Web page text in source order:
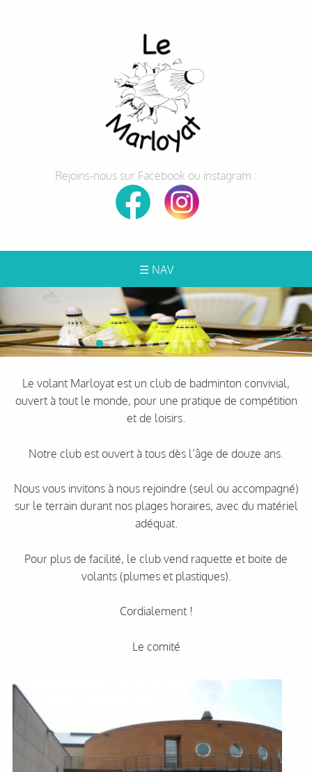
Rejoins-nous sur Facebook ou instagram :
☰ NAV
Le volant Marloyat est un club de badminton convivial,
ouvert à tout le monde, pour une pratique de compétition
et de loisirs.
Notre club est ouvert à tous dès l’âge de douze ans.
Nous vous invitons à nous rejoindre (seul ou accompagné)
sur le terrain durant nos plages horaires, avec du matériel
adéquat.
Pour plus de facilité, le club vend raquette et boite de
volants (plumes et plastiques).
Cordialement !
Le comité